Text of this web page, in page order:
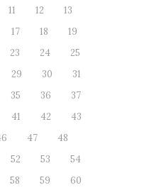
11 12
13
17 18
19
23 24
25
29 30
31
35 36
37
41 42
43
47
48
52 53
54
58 59
60